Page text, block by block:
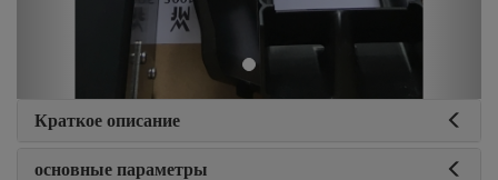
Краткое описание
основные параметры